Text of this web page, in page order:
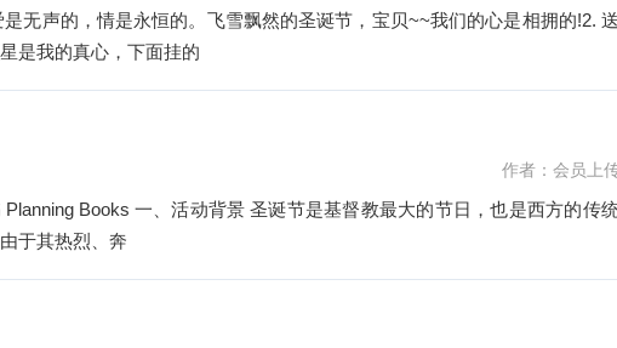
无声的，情是永恒的。飞雪飘然的圣诞节，宝贝~~我们的心是相拥的!2. 送
是我的真心，下面挂的
作者：会员上
于其热烈、奔